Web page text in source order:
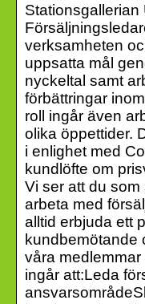
Stationsgallerian
verksamheten
uppsatta mål
nyckeltal samt
förbättringar
roll ingår även
olika öppettider.
i enlighet med
kundlöfte om
Vi ser att du
arbeta med
alltid erbjuda ett
kundbemötande
våra
ingår att:Leda